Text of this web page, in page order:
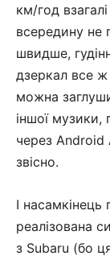
км/год
всередину не
швидше,
дзеркал все ж
можна
іншої музики,
через Android
звісно.
І
реалізована
з Subaru (бо